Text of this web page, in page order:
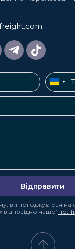
Відправити
ви погоджуєтеся на
відповідно нашої